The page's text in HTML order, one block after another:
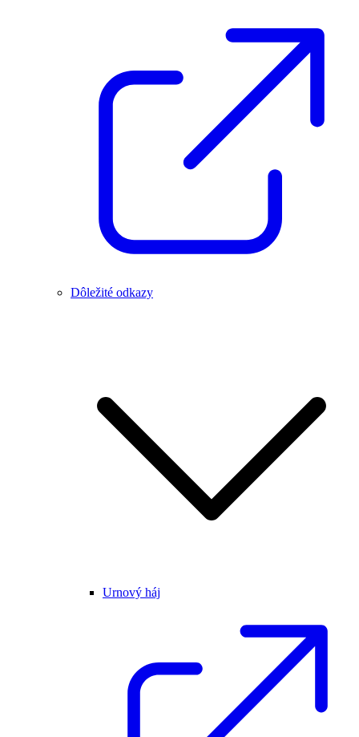
Dôležité odkazy
Urnový háj